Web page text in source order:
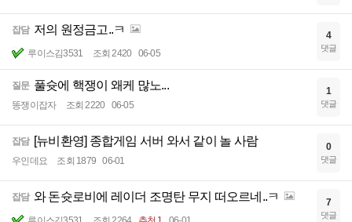
잡담 저의 원정금고..ㅋ
루이스김3531 조회 2420 06-05
4
댓글
질문 풀슛에 핵쟁이 왜케 많노...
똥쟁이잡자 조회 2220 06-05
1
댓글
잡담 [뉴비환영] 종합게임 서버 와서 같이 놀 사람
우인데요 조회 1879 06-01
0
댓글
잡담 와 돈슛로비에 레이더 조명탄 무지 떠오르네..ㅋ 7
댓글